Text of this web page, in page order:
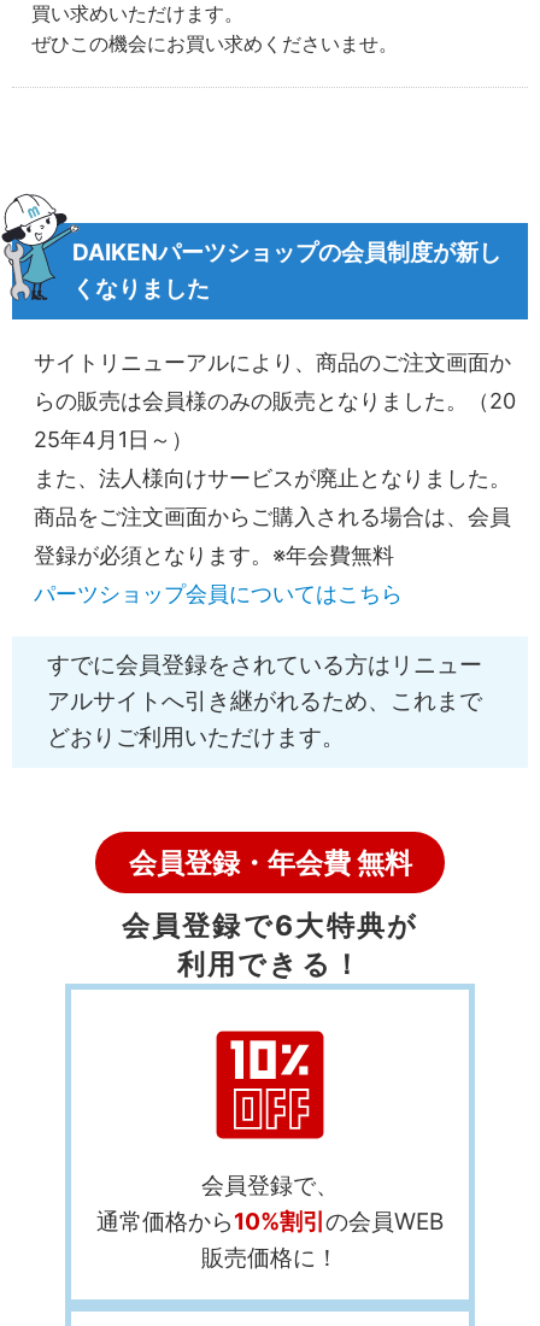
買い求めいただけます。
ぜひこの機会にお買い求めくださいませ。
DAIKENパーツショップの会員制度が新し
くなりました
サイトリニューアルにより、商品のご注文画面か
らの販売は会員様のみの販売となりました。（20
25年4月1日～）
また、法人様向けサービスが廃止となりました。
商品をご注文画面からご購入される場合は、会員
登録が必須となります。 ※年会費無料
パーツショップ会員についてはこちら
すでに会員登録をされている方はリニュー
アルサイトへ引き継がれるため、これまで
どおりご利用いただけます。
会員登録・年会費 無料
会員登録で6大特典が
利用できる！
会員登録で、
通常価格から10%割引 の会員WEB
販売価格に！